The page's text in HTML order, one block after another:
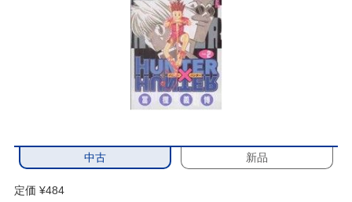
中古 新品
定価 ¥484